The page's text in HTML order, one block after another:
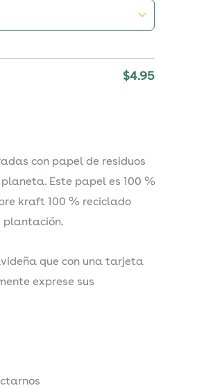
$4.95
con papel de residuos
Este papel es 100 %
kraft 100 % reciclado
plantación.
que con una tarjeta
exprese sus